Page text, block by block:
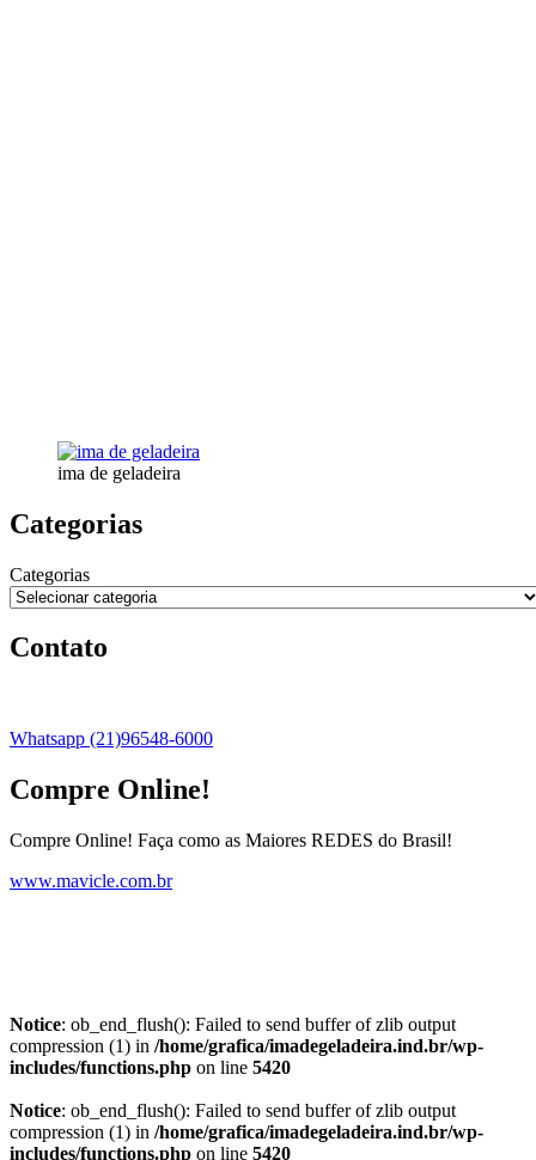
ima de geladeira
Categorias
Categorias
Contato
Whatsapp (21)96548-6000
Compre Online!
Compre Online! Faça como as Maiores REDES do Brasil!
www.mavicle.com.br
Notice: ob_end_flush(): Failed to send buffer of zlib output
compression (1) in /home/grafica/imadegeladeira.ind.br/wp-
includes/functions.php on line 5420
Notice: ob_end_flush(): Failed to send buffer of zlib output
compression (1) in /home/grafica/imadegeladeira.ind.br/wp-
includes/functions.php on line 5420